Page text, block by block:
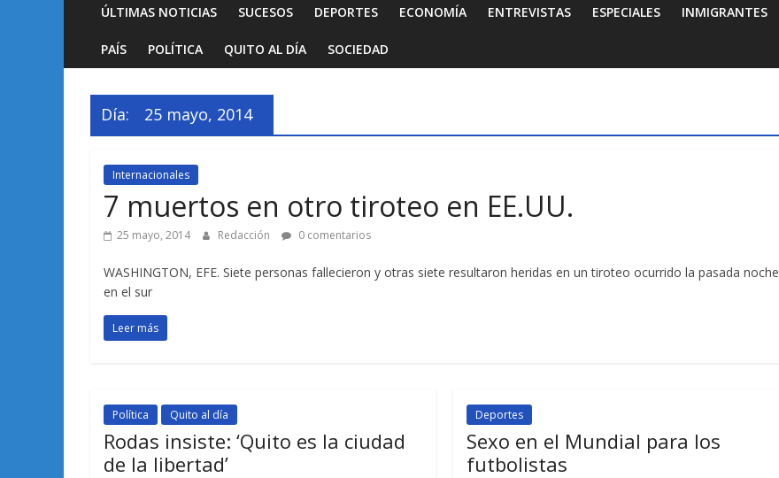
ÚLTIMAS NOTICIAS SUCESOS DEPORTES ECONOMÍA ENTREVISTAS ESPECIALES INMIGRANTES
PAÍS POLÍTICA QUITO AL DÍA SOCIEDAD
Día: 25 mayo, 2014
Internacionales
7 muertos en otro tiroteo en EE.UU.
25 mayo, 2014 Redacción 0 comentarios
WASHINGTON, EFE. Siete personas fallecieron y otras siete resultaron heridas en un tiroteo ocurrido la pasada noche
en el sur
Leer más
Política Quito al día
Rodas insiste: ‘Quito es la ciudad
de la libertad’
Deportes
Sexo en el Mundial para los
futbolistas